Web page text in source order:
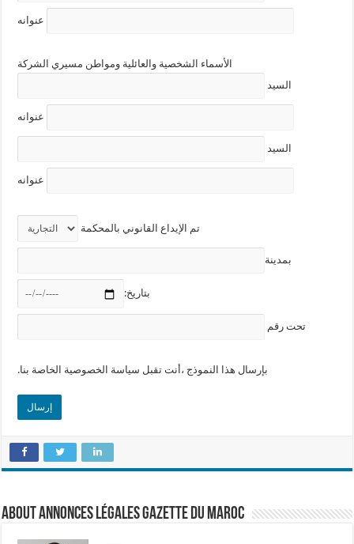
عنوانه
الأسماء الشخصية والعائلية ومواطن مسيري الشركة
السيد
عنوانه
السيد
عنوانه
تم الإيداع القانوني بالمحكمة
بمدينة
:بتاريخ
تحت رقم
.بإرسال هذا النموذج ،أنت تقبل سياسة الخصوصية الخاصة بنا
About Annonces légales Gazette du Maroc